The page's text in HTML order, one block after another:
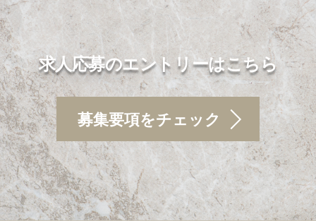
求人応募のエントリーはこちら
募集要項をチェック